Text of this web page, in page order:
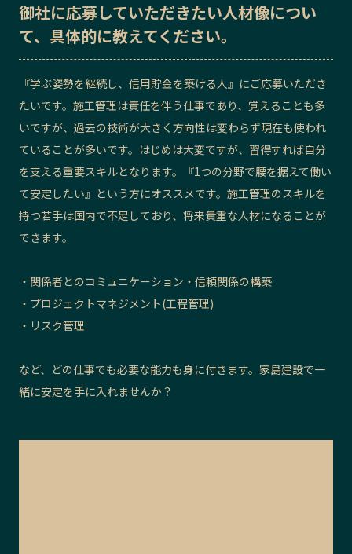
御社に応募していただきたい人材像につい
て、具体的に教えてください。
『学ぶ姿勢を継続し、信用貯金を築ける人』にご応募いただき
たいです。施工管理は責任を伴う仕事であり、覚えることも多
いですが、過去の技術が大きく方向性は変わらず現在も使われ
ていることが多いです。はじめは大変ですが、習得すれば自分
を支える重要スキルとなります。『1つの分野で腰を据えて働い
て安定したい』という方にオススメです。施工管理のスキルを
持つ若手は国内で不足しており、将来貴重な人材になることが
できます。
・関係者とのコミュニケーション・信頼関係の構築
・プロジェクトマネジメント(工程管理)
・リスク管理
など、どの仕事でも必要な能力も身に付きます。家島建設で一
緒に安定を手に入れませんか？